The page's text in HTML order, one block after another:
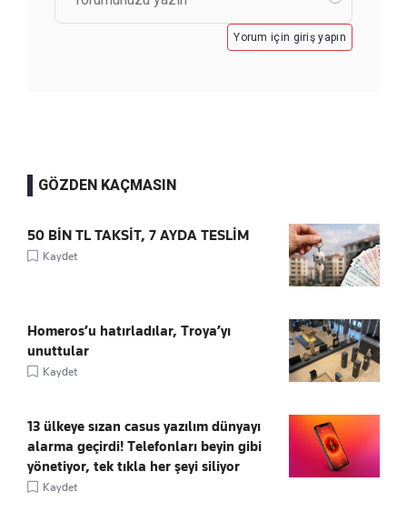
Yorum için giriş yapın
GÖZDEN KAÇMASIN
50 BİN TL TAKSİT, 7 AYDA TESLİM
Kaydet
Homeros’u hatırladılar, Troya’yı
unuttular
Kaydet
13 ülkeye sızan casus yazılım dünyayı
alarma geçirdi! Telefonları beyin gibi
yönetiyor, tek tıkla her şeyi siliyor
Kaydet